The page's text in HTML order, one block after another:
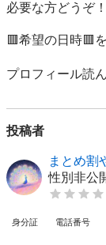
必要な方どうぞ！
🟥希望の日時🟥
プロフィール読
投稿者
まとめ割
性別非公
身分証 電話番号